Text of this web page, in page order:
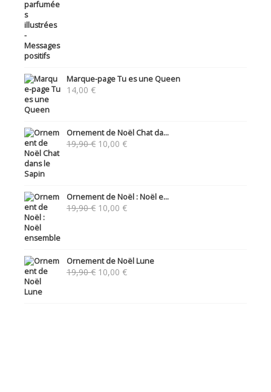
Marque-page Tu es une Queen
14,00 €
Ornement de Noël Chat da...
19,90€ Le
10,00 €Le
Ornement de Noël : Noël e...
19,90€ Le
10,00 €Le
Ornement de Noël Lune
19,90€ Le
10,00 €Le